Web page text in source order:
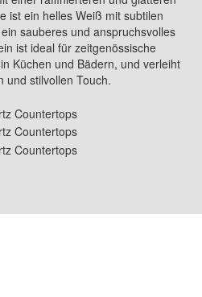
ist ein helles Weiß mit subtilen
sauberes und anspruchsvolles
ist ideal für zeitgenössische
Küchen und Bädern, und verleiht
und stilvollen Touch.